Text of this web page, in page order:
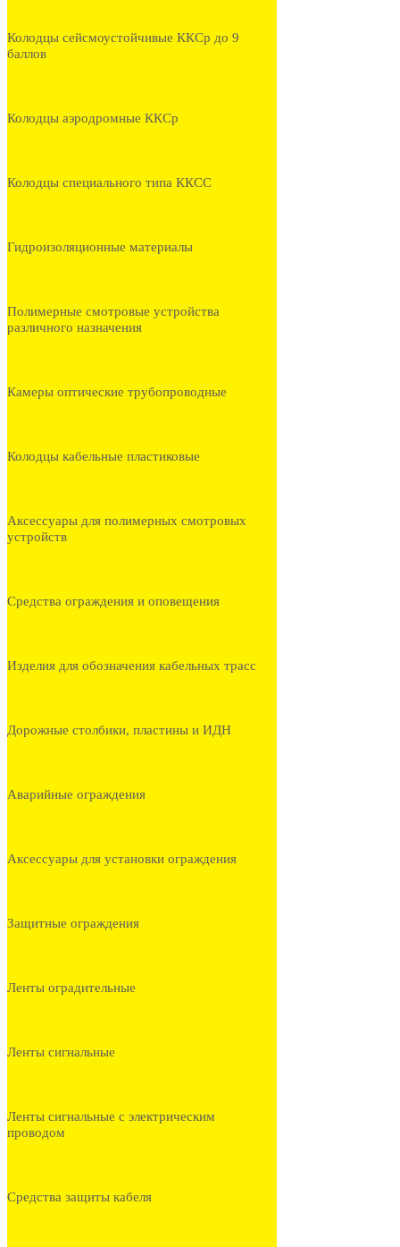
Колодцы сейсмоустойчивые ККСр до 9
баллов
Колодцы аэродромные ККСр
Колодцы специального типа ККСС
Гидроизоляционные материалы
Полимерные смотровые устройства
различного назначения
Камеры оптические трубопроводные
Колодцы кабельные пластиковые
Аксессуары для полимерных смотровых
устройств
Средства ограждения и оповещения
Изделия для обозначения кабельных трасс
Дорожные столбики, пластины и ИДН
Аварийные ограждения
Аксессуары для установки ограждения
Защитные ограждения
Ленты оградительные
Ленты сигнальные
Ленты сигнальные с электрическим
проводом
Средства защиты кабеля